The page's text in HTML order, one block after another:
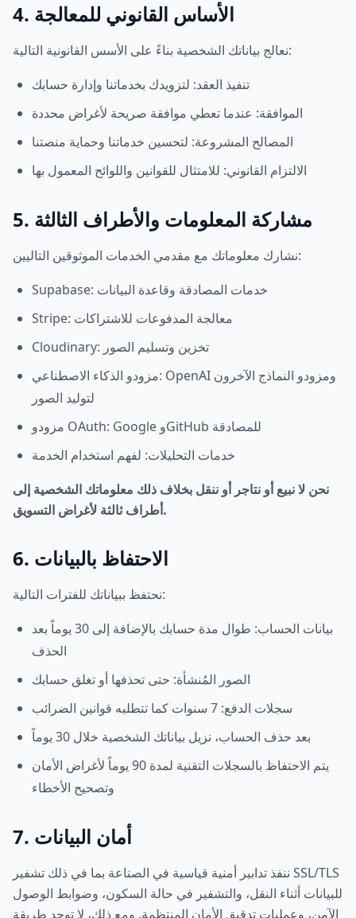
4. الأساس القانوني للمعالجة
نعالج بياناتك الشخصية بناءً على الأسس القانونية التالية:
تنفيذ العقد: لتزويدك بخدماتنا وإدارة حسابك
الموافقة: عندما تعطي موافقة صريحة لأغراض محددة
المصالح المشروعة: لتحسين خدماتنا وحماية منصتنا
الالتزام القانوني: للامتثال للقوانين واللوائح المعمول بها
5. مشاركة المعلومات والأطراف الثالثة
نشارك معلوماتك مع مقدمي الخدمات الموثوقين التاليين:
Supabase: خدمات المصادقة وقاعدة البيانات
Stripe: معالجة المدفوعات للاشتراكات
Cloudinary: تخزين وتسليم الصور
مزودو الذكاء الاصطناعي: OpenAI ومزودو النماذج الآخرون
لتوليد الصور
مزودو OAuth: Google وGitHub للمصادقة
خدمات التحليلات: لفهم استخدام الخدمة
نحن لا نبيع أو نتاجر أو ننقل بخلاف ذلك معلوماتك الشخصية إلى
أطراف ثالثة لأغراض التسويق.
6. الاحتفاظ بالبيانات
نحتفظ ببياناتك للفترات التالية:
بيانات الحساب: طوال مدة حسابك بالإضافة إلى 30 يوماً بعد
الحذف
الصور المُنشأة: حتى تحذفها أو تغلق حسابك
سجلات الدفع: 7 سنوات كما تتطلبه قوانين الضرائب
بعد حذف الحساب، نزيل بياناتك الشخصية خلال 30 يوماً
يتم الاحتفاظ بالسجلات التقنية لمدة 90 يوماً لأغراض الأمان
وتصحيح الأخطاء
7. أمان البيانات
ننفذ تدابير أمنية قياسية في الصناعة بما في ذلك تشفير SSL/TLS
للبيانات أثناء النقل، والتشفير في حالة السكون، وضوابط الوصول
الآمن، وعمليات تدقيق الأمان المنتظمة. ومع ذلك، لا توجد طريقة